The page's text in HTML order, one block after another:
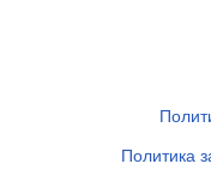
Политика